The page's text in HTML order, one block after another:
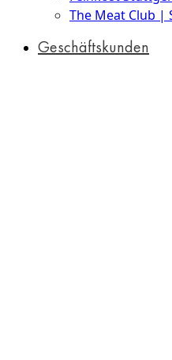
The Meat Club |
Geschäftskunden